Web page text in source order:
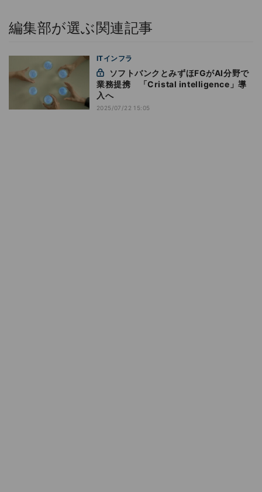
編集部が選ぶ関連記事
ITインフラ
業務提携 「Cristal intelligence」導
入へ
2025/07/22 15:05